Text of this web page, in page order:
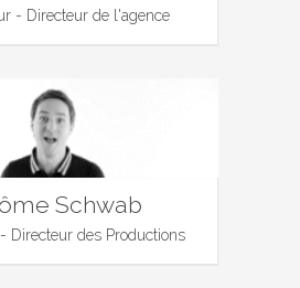
- Directeur de l'agence
Schwab
Directeur des Productions